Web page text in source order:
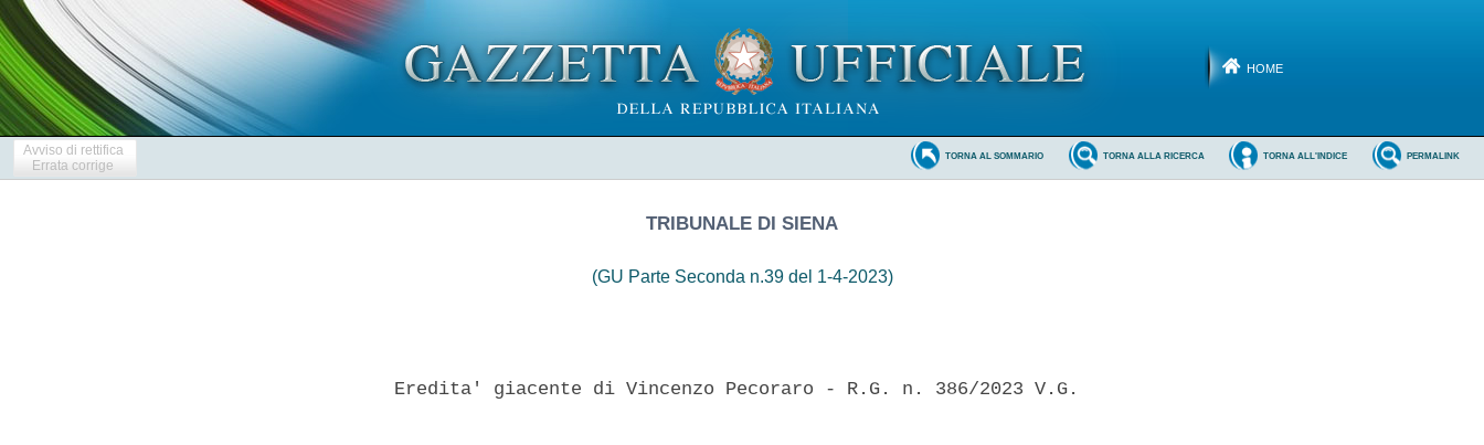
HOME
Avviso di rettifica
Errata corrige
PERMALINK
TORNA ALL'INDICE
TORNA ALLA RICERCA
TORNA AL SOMMARIO
TRIBUNALE DI SIENA
(GU Parte Seconda n.39 del 1-4-2023)
   Eredita' giacente di Vincenzo Pecoraro - R.G. n. 386/2023 V.G.